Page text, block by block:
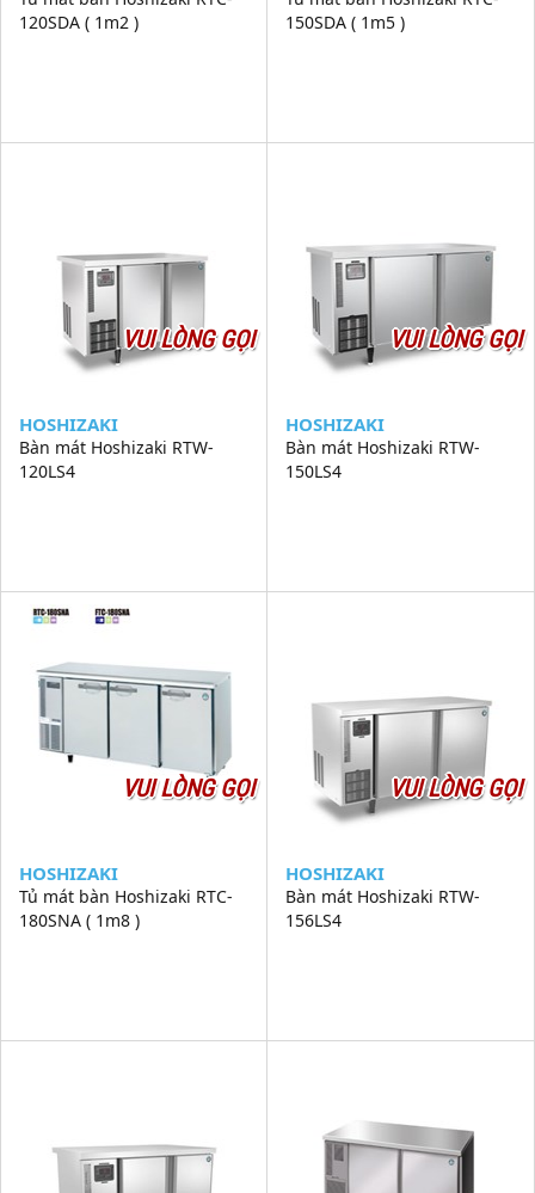
120SDA ( 1m2 )
150SDA ( 1m5 )
VUI LÒNG GỌI
HOSHIZAKI
Bàn mát Hoshizaki RTW-
120LS4
VUI LÒNG GỌI
HOSHIZAKI
Bàn mát Hoshizaki RTW-
150LS4
VUI LÒNG GỌI
HOSHIZAKI
Tủ mát bàn Hoshizaki RTC-
180SNA ( 1m8 )
VUI LÒNG GỌI
HOSHIZAKI
Bàn mát Hoshizaki RTW-
156LS4